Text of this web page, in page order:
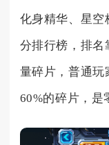
化身精华、星空
分排行榜，排名
量碎片，普通玩
60%的碎片，是